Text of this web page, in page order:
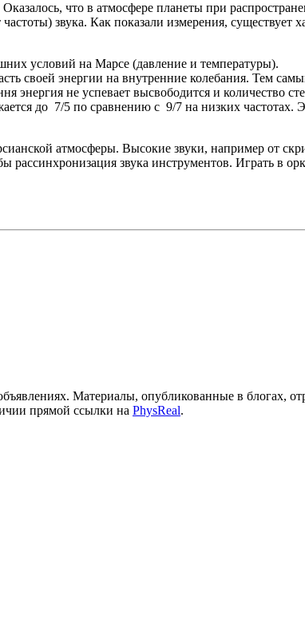
что в атмосфере планеты при
звука. Как показали измерения, существует
условий на Марсе (давление и температуры).
своей энергии на внутренние колебания. Тем
энергия не успевает высвободится и количество
до 7/5 по сравнению с 9/7 на низких частотах.
атмосферы. Высокие звуки, например от
звука инструментов. Играть в
Материалы, опубликованные в блогах,
прямой ссылки на PhysReal.